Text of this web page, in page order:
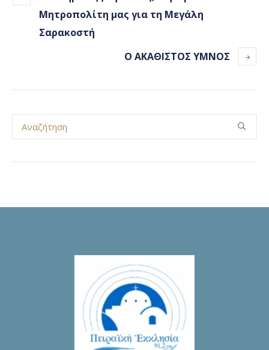
Μητροπολίτη μας για τη Μεγάλη
Σαρακοστή
Ο ΑΚΑΘΙΣΤΟΣ ΥΜΝΟΣ